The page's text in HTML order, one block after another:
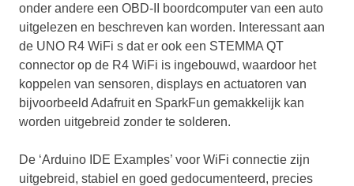
onder andere een OBD-II boordcomputer van een auto
uitgelezen en beschreven kan worden. Interessant aan
de UNO R4 WiFi s dat er ook een STEMMA QT
connector op de R4 WiFi is ingebouwd, waardoor het
koppelen van sensoren, displays en actuatoren van
bijvoorbeeld Adafruit en SparkFun gemakkelijk kan
worden uitgebreid zonder te solderen.
De ‘Arduino IDE Examples’ voor WiFi connectie zijn
uitgebreid, stabiel en goed gedocumenteerd, precies